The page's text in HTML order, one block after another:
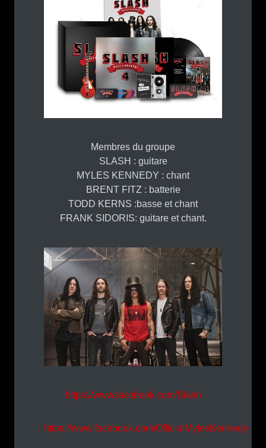
Membres du groupe
SLASH : guitare
MYLES KENNEDY : chant
BRENT FITZ : batterie
TODD KERNS :basse et chant
FRANK SIDORIS: guitare et chant.
https://www.facebook.com/Slash
https://www.facebook.com/OfficialMylesKennedy